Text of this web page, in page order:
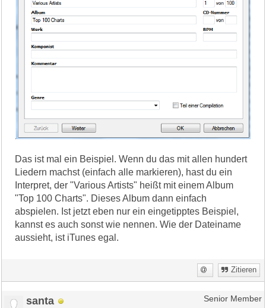
Das ist mal ein Beispiel. Wenn du das mit allen hundert
Liedern machst (einfach alle markieren), hast du ein
Interpret, der "Various Artists" heißt mit einem Album
"Top 100 Charts". Dieses Album dann einfach
abspielen. Ist jetzt eben nur ein eingetipptes Beispiel,
kannst es auch sonst wie nennen. Wie der Dateiname
aussieht, ist iTunes egal.
Zitieren
santa Senior Member